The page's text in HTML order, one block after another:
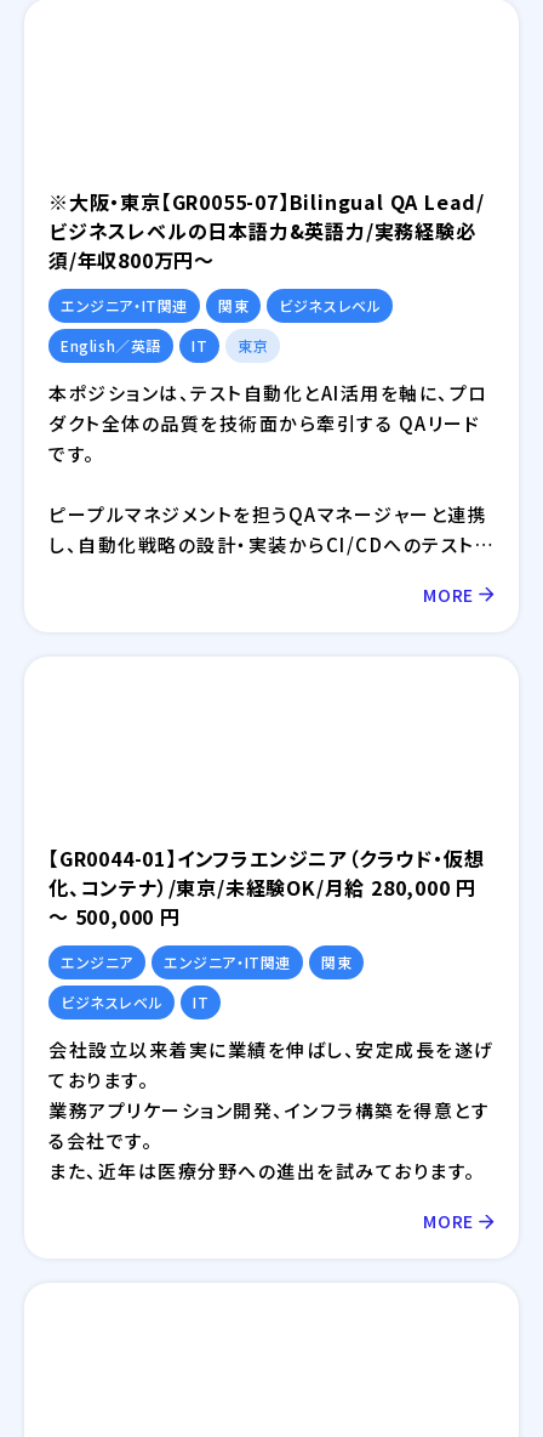
※大阪・東京【GR0055-07】Bilingual QA Lead/
ビジネスレベルの日本語力&英語力/実務経験必
須/年収800万円～
エンジニア・IT関連 関東
ビジネスレベル
English／英語
IT 東京
本ポジションは、テスト自動化とAI活用を軸に、プロ
ダクト全体の品質を技術面から牽引する QAリード
です。
ピープルマネジメントを担うQAマネージャーと連携
し、自動化戦略の設計・実装からCI/CDへのテスト統
とする多国籍QAチームの 技術的なハブ（日英ブリッ
ジ） として、品質の底上げを推進していただきます。
MORE
【GR0044-01】インフラエンジニア（クラウド・仮想
化、コンテナ）/東京/未経験OK/月給 280,000 円
～ 500,000 円
エンジニア エンジニア・IT関連
関東
ビジネスレベル
IT
会社設立以来着実に業績を伸ばし、安定成⾧を遂げ
ております。
業務アプリケーション開発、インフラ構築を得意とす
る会社です。
また、近年は医療分野への進出を試みております。
MORE